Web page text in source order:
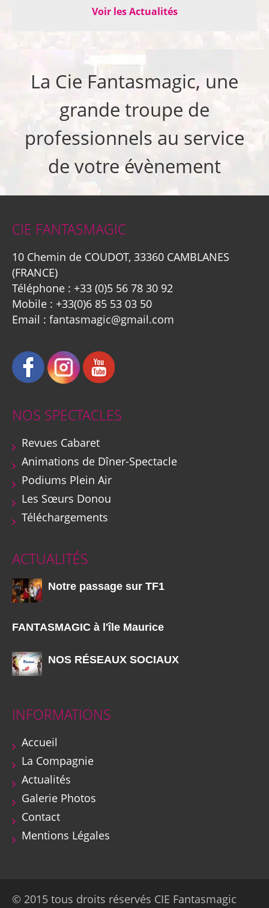
Voir les Actualités
La Cie Fantasmagic, une
grande troupe de
professionnels au service
de votre évènement
CIE FANTASMAGIC
10 Chemin de COUDOT, 33360 CAMBLANES
(FRANCE)
Téléphone : +33 (0)5 56 78 30 92
Mobile : +33(0)6 85 53 03 50
Email : fantasmagic@gmail.com
NOS SPECTACLES
Revues Cabaret
Animations de Dîner-Spectacle
Podiums Plein Air
Les Sœurs Donou
Téléchargements
ACTUALITÉS
Notre passage sur TF1
FANTASMAGIC à l'île Maurice
NOS RÉSEAUX SOCIAUX
INFORMATIONS
Accueil
La Compagnie
Actualités
Galerie Photos
Contact
Mentions Légales
© 2015 tous droits réservés CIE Fantasmagic